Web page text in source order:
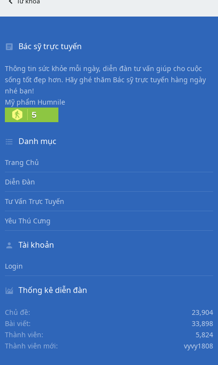
Bác sỹ trực tuyến
Thông tin sức khỏe mỗi ngày, diễn đàn tư vấn giúp cho cuộc
sống tốt đẹp hơn. Hãy ghé thăm Bác sỹ trực tuyến hàng ngày
nhé bạn!
Mỹ phẩm Humnile
5
Danh mục
Trang Chủ
Diễn Đàn
Tư Vấn Trực Tuyến
Yêu Thú Cưng
Tài khoản
Login
Thống kê diễn đàn
Chủ đề
23,904
Bài viết
33,898
Thành viên
5,824
Thành viên mới
vyvy1808